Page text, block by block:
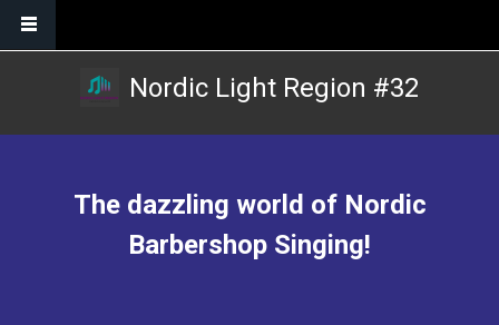
Nordic Light Region #32
The dazzling world of Nordic
Barbershop Singing!